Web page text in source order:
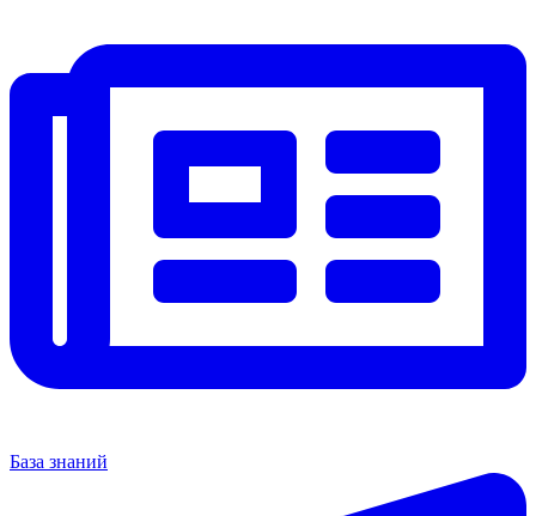
База знаний